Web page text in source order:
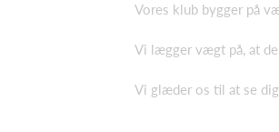
Vores klub bygger på
Vi lægger vægt på, at
Vi glæder os til at se